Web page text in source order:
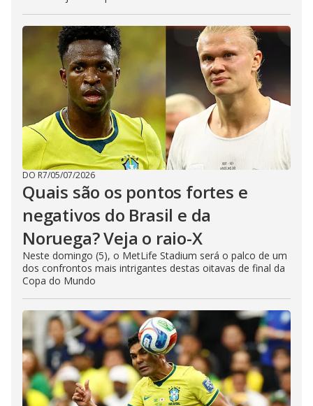
DO R7/05/07/2026
Quais são os pontos fortes e
negativos do Brasil e da
Noruega? Veja o raio-X
Neste domingo (5), o MetLife Stadium será o palco de um
dos confrontos mais intrigantes destas oitavas de final da
Copa do Mundo